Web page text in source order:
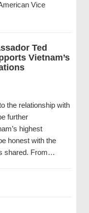
Vice
Ted
Vietnam’s
the relationship with
further
highest
honest with the
shared. From…